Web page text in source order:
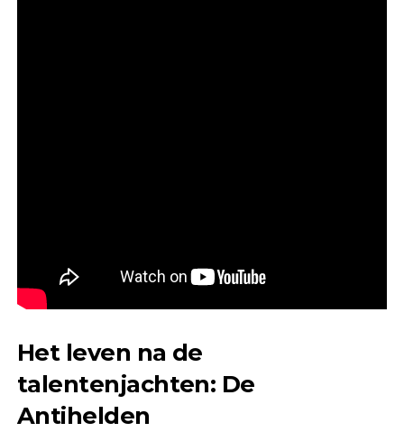
Het leven na de
talentenjachten: De
Antihelden